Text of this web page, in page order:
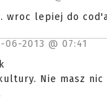
wroc lepiej do
06-2013 @ 07:41
Nie masz nic